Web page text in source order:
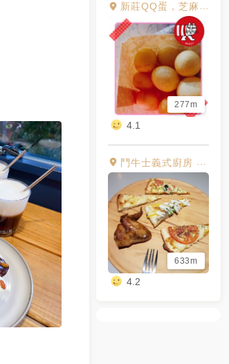
新莊QQ蛋，芝麻球
277m
4.1
鬥牛士義式廚房 新莊店
633m
4.2